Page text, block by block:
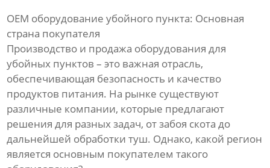
OEM оборудование убойного пункта: Основная
страна покупателя
Производство и продажа оборудования для
убойных пунктов – это важная отрасль,
обеспечивающая безопасность и качество
продуктов питания. На рынке существуют
различные компании, которые предлагают
решения для разных задач, от забоя скота до
дальнейшей обработки туш. Однако, какой регион
является основным покупателем такого